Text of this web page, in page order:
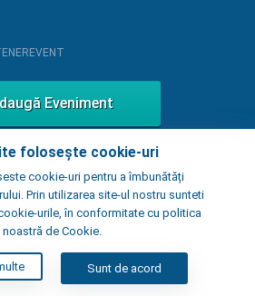
folosește cookie-uri
cookie-uri pentru a îmbunătăți
Prin utilizarea site-ul nostru sunteti
urile, în conformitate cu politica
noastră de Cookie.
Sunt de acord
Eveniment
Local